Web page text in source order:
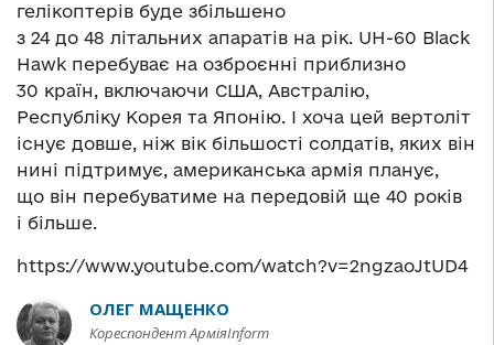
гелікоптерів буде збільшено
з 24 до 48 літальних апаратів на рік. UH-60 Black
Hawk перебуває на озброєнні приблизно
30 країн, включаючи США, Австралію,
Республіку Корея та Японію. І хоча цей вертоліт
існує довше, ніж вік більшості солдатів, яких він
нині підтримує, американська армія планує,
що він перебуватиме на передовій ще 40 років
і більше.
https://www.youtube.com/watch?v=2ngzaoJtUD4
ОЛЕГ МАЩЕНКО
Кореспондент АрміяInform